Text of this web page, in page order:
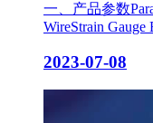
一、产品参数
WireStrain Gauge
2023-07-08